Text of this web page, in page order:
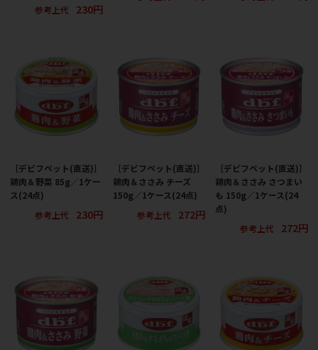
参考上代 230円
［デビフペット(直送)］
鶏肉＆野菜 85g／1ケー
ス(24点)
参考上代
230円
［デビフペット(直送)］
鶏肉＆ささみ チーズ
150g／1ケース(24点)
参考上代
272円
［デビフペット(直送)］
鶏肉＆ささみ さつまい
も 150g／1ケース(24
点)
参考上代
272円